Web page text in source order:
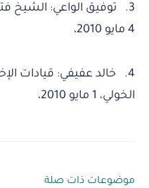
3. توفيق الواعي: الشيخ
4 مايو 2010،
4. خالد عفيفي: قيادات
الخولي، 1 مايو 2010،
موضوعات ذات صلة